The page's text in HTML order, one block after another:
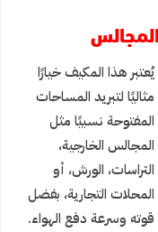
يُعتبر هذا المكيف خيارًا
مثاليًا لتبريد المساحات
المفتوحة نسبيًا مثل
المجالس الخارجية،
التراسات، الورش، أو
المحلات التجارية، بفضل
قوته وسرعة دفع الهواء.